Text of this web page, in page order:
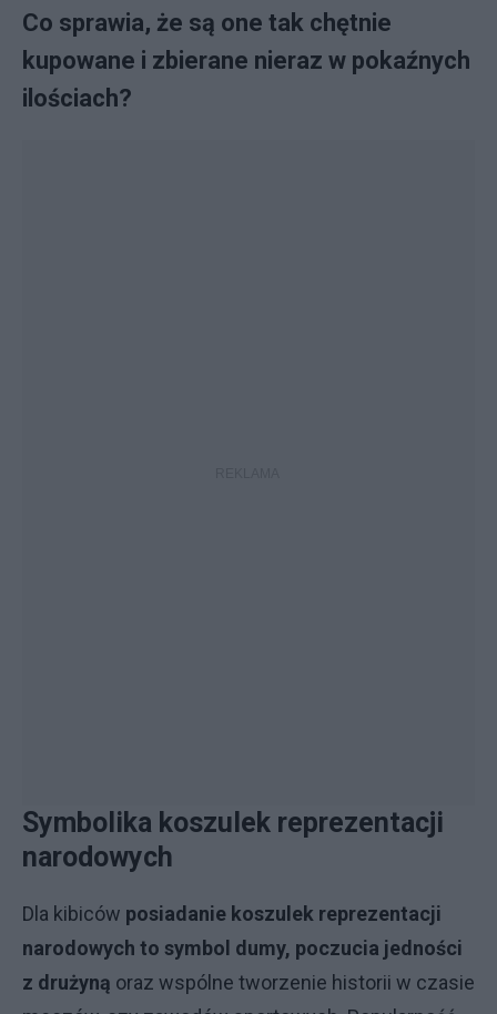
Co sprawia, że są one tak chętnie
kupowane i zbierane nieraz w pokaźnych
ilościach?
Symbolika koszulek reprezentacji
narodowych
Dla kibiców posiadanie koszulek reprezentacji
narodowych to symbol dumy, poczucia jedności
z drużyną oraz wspólne tworzenie historii w czasie